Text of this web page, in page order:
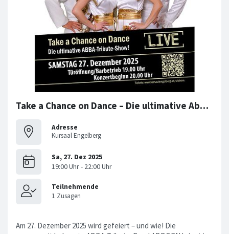
Take a Chance on Dance – Die ultimative Abba-Tribute-Show
Adresse
Kursaal Engelberg
Am 27. Dezember 2025 wird gefeiert – und wie! Die